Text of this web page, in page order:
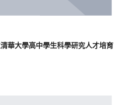
清華大學高中學生科學研究人才培育